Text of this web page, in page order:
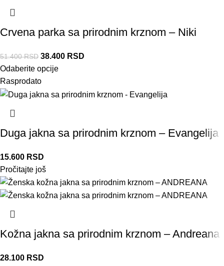
Crvena parka sa prirodnim krznom – Niki
51.400RSD 38.400 RSD
Odaberite opcije
Rasprodato
Duga jakna sa prirodnim krznom – Evangelija
15.600 RSD
Pročitajte još
Kožna jakna sa prirodnim krznom – Andreana
28.100 RSD